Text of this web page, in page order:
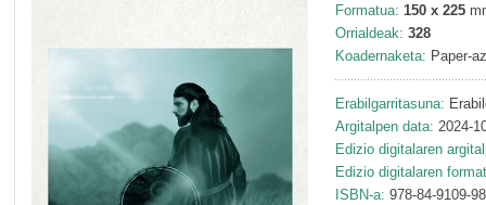
Formatua: 150 x 225
Orrialdeak: 328
Koadernaketa: Paper-
Erabilgarritasuna:
Argitalpen data: 2024-
Edizio digitalaren
Edizio digitalaren
ISBN-a: 978-84-9109-